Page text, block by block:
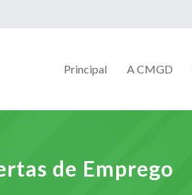
Principal A CMGD
de Emprego